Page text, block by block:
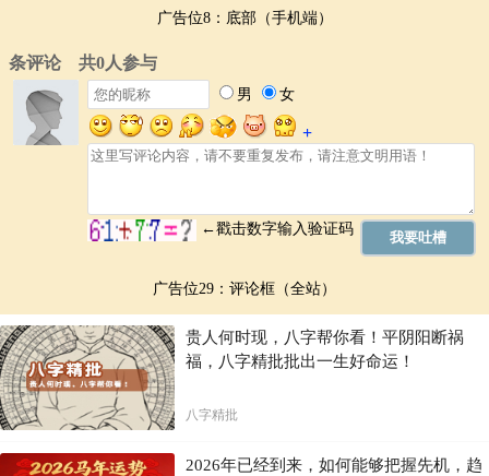
广告位8：底部（手机端）
广告位29：评论框（全站）
贵人何时现，八字帮你看！平阴阳断祸
福，八字精批批出一生好命运！
八字精批
2026年已经到来，如何能够把握先机，趋